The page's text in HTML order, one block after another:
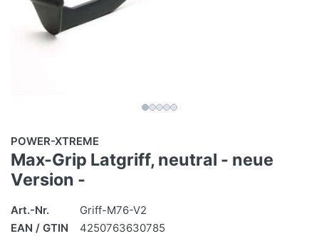
POWER-XTREME
Max-Grip Latgriff, neutral - neue
Version -
Art.-Nr.
Griff-M76-V2
EAN / GTIN
4250763630785